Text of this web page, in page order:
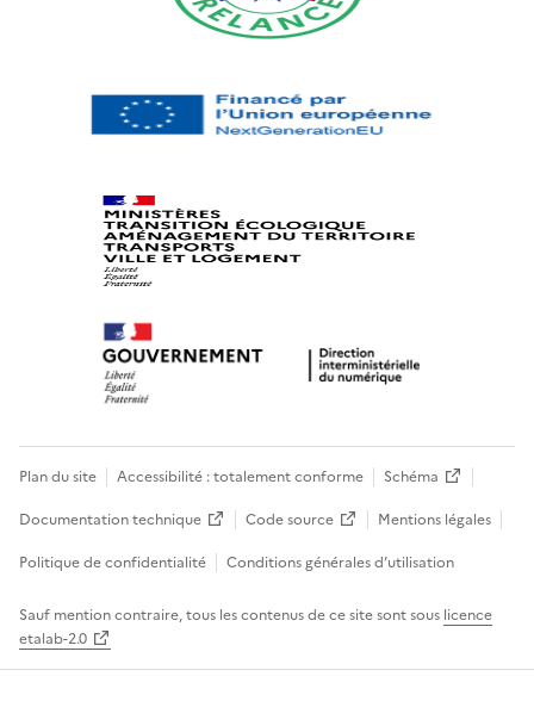
Plan du site Accessibilité : totalement conforme
Schéma
Documentation technique
Code source
Mentions légales
Politique de confidentialité
Conditions générales d’utilisation
Sauf mention contraire, tous les contenus de ce site sont sous licence
etalab-2.0